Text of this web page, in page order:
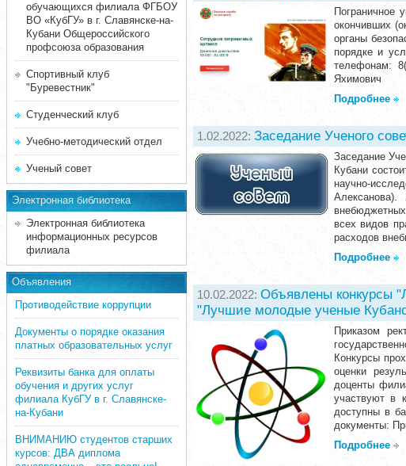
обучающихся филиала ФГБОУ
ВО «КубГУ» в г. Славянске-на-
Кубани Общероссийского
профсоюза образования
Спортивный клуб
"Буревестник"
Студенческий клуб
Учебно-методический отдел
Ученый совет
Электронная библиотека
Электронная библиотека
информационных ресурсов
филиала
Объявления
Противодействие коррупции
Документы о порядке оказания
платных образовательных услуг
Реквизиты банка для оплаты
обучения и других услуг
филиала КубГУ в г. Славянске-
на-Кубани
ВНИМАНИЮ студентов старших
курсов: ДВА диплома
Пограничное
окончивших
органы
порядке и
телефонам:
Яхимович
Подробнее
1.02.2022: Заседание Ученого
Заседание
Кубани
научно-
всех видов
расходов
Подробнее
10.02.2022: Объявлены конкурсы
"Лучшие молодые ученые
Приказом
Конкурсы
оценки
доценты
участвуют в
доступны в
документы:
Подробнее